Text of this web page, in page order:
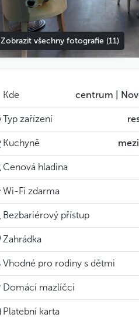
Zobrazit všechny fotografie (11)
Kde centrum |
Typ zařízení
Kuchyně
Cenová hladina
Wi-Fi zdarma
Bezbariérový přístup
Zahrádka
Vhodné pro rodiny s dětmi
Domácí mazlíčci
Platební karta